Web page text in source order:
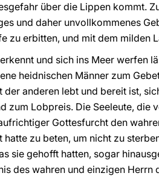
über die Lippen kommt.
und daher unvollkommenes
zu erbitten, und mit dem milden
und sich ins Meer werfen
heidnischen Männer zum
der anderen lebt und bereit ist,
zum Lobpreis. Die Seeleute,
Gottesfurcht den
zu beten, um nicht zu
sie gehofft hatten, sogar
des wahren und einzigen Herrn